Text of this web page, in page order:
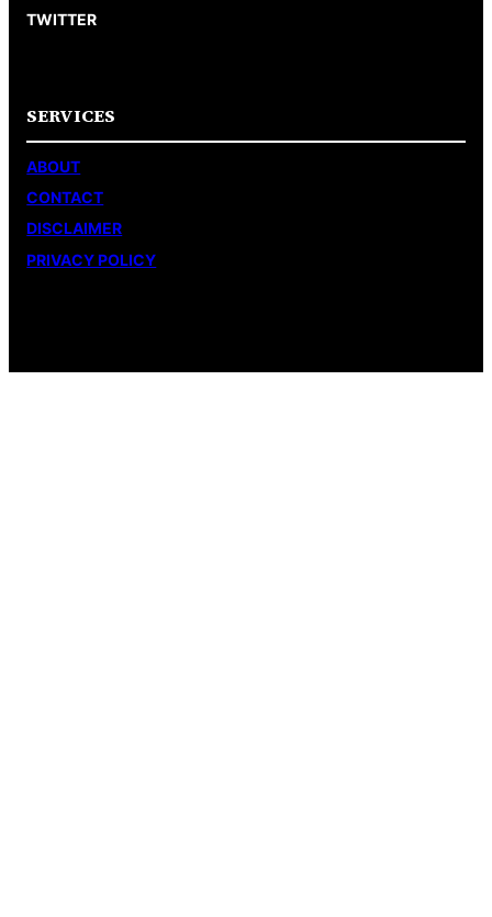
TWITTER
SERVICES
ABOUT
CONTACT
DISCLAIMER
PRIVACY POLICY